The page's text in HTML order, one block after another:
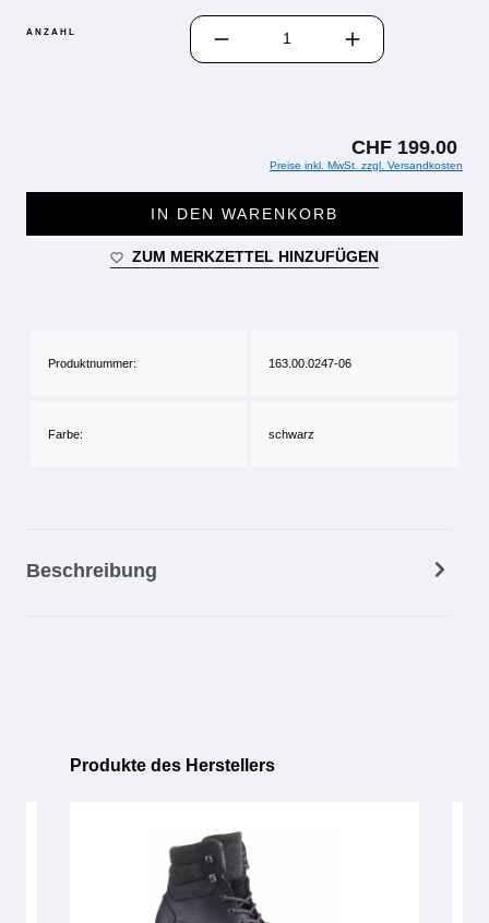
ANZAHL
PRODUKT ANZAHL: GIB DEN
CHF 199.00
Preise inkl. MwSt. zzgl. Versandkosten
IN DEN WARENKORB
ZUM MERKZETTEL HINZUFÜGEN
Produktnummer: 163.00.0247-06
Farbe: schwarz
Beschreibung
Produktgalerie überspringen
Produkte des Herstellers